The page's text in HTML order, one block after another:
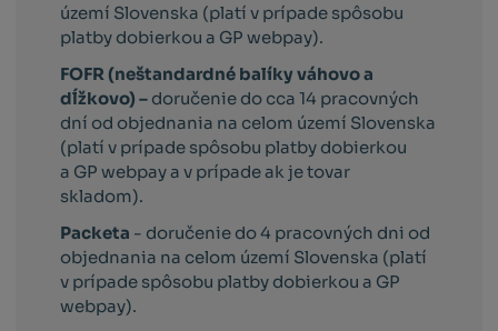
území Slovenska (platí v prípade spôsobu
platby dobierkou a GP webpay).
FOFR (neštandardné balíky váhovo a
dĺžkovo) – doručenie do cca 14 pracovných
dní od objednania na celom území Slovenska
(platí v prípade spôsobu platby dobierkou
a GP webpay a v prípade ak je tovar
skladom).
Packeta - doručenie do 4 pracovných dni od
objednania na celom území Slovenska (platí
v prípade spôsobu platby dobierkou a GP
webpay).